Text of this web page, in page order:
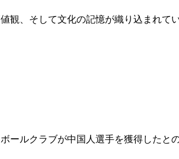
、そして文化の記憶が織り込まれて
ルクラブが中国人選手を獲得したと